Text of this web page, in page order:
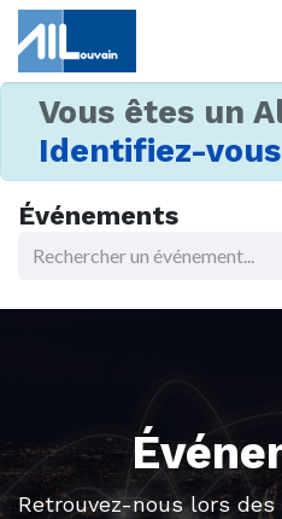
Vous êtes un
Identifiez-
Événements
Retrouvez-nous lors